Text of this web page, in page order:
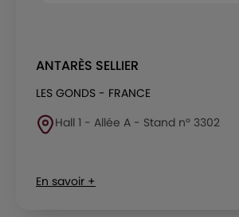
ANTARÈS SELLIER
LES GONDS - FRANCE
Hall 1 - Allée A - Stand n° 3302
En savoir +